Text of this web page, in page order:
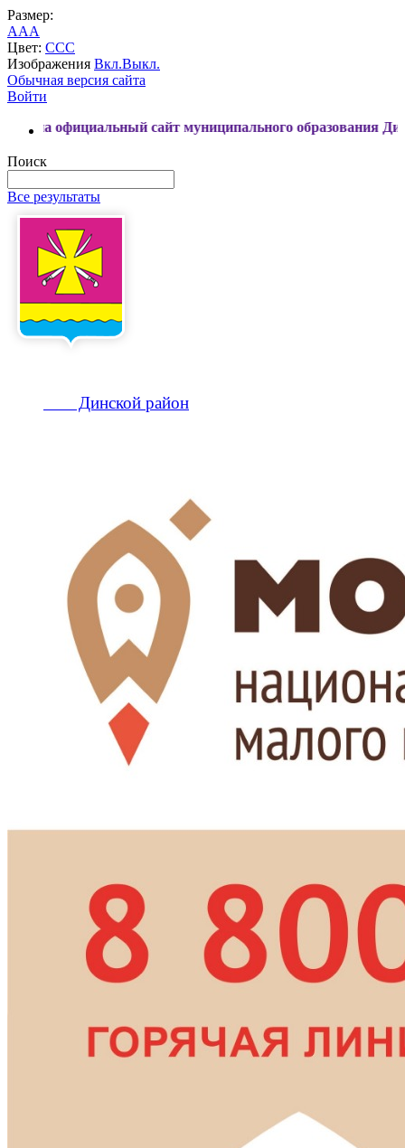
Размер:
AAA
Цвет: CCC
Изображения Вкл.Выкл.
Обычная версия сайта
Войти
сайт муниципального образования Динской
Поиск
Все результаты
Динской район